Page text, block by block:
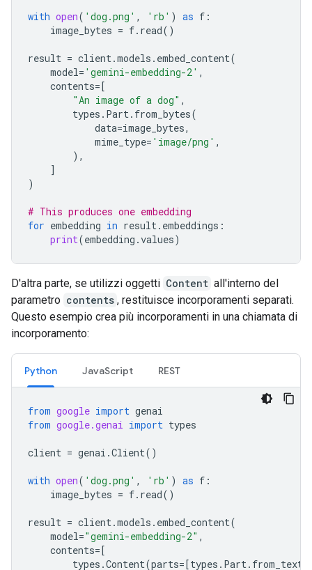
with open( 'dog.png' , 'rb' ) as f :
image_bytes = f. read()
result = client.models . embed_content(
model= 'gemini-embedding-2' ,
contents=[
"An image of a dog" ,
types . Part. from_bytes(
data=image_bytes,
mime_type= 'image/png' ,
),
]
)
# This produces one embedding
for embedding in result. embeddings :
print(embedding .values)
D'altra parte, se utilizzi oggetti Content all'interno del
parametro contents , restituisce incorporamenti separati.
Questo esempio crea più incorporamenti in una chiamata di
incorporamento:
Python JavaScript REST
from google import genai
from google.genai import types
client = genai .Client()
with open( 'dog.png' , 'rb' ) as f :
image_bytes = f. read()
result = client.models . embed_content(
model="gemini-embedding-2" ,
contents=[
types .Content(parts=[types . Part. from_text